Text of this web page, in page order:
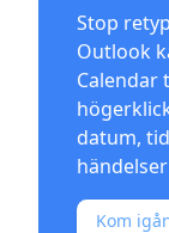
Stop
Outlook
Calendar
datum,
Kom